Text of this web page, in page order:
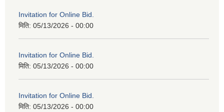
Invitation for Online Bid.
मिति: 05/13/2026 - 00:00
Invitation for Online Bid.
मिति: 05/13/2026 - 00:00
Invitation for Online Bid.
मिति: 05/13/2026 - 00:00